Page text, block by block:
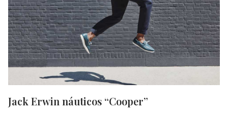
Jack Erwin náuticos “Cooper”